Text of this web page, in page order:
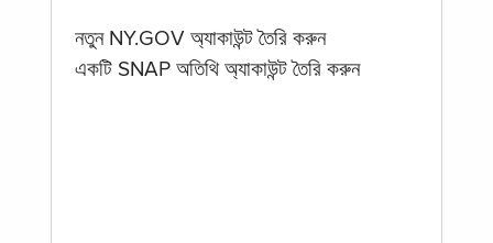
নতুন NY.GOV অ্যাকাউন্ট তৈরি করুন
একটি SNAP অতিথি অ্যাকাউন্ট তৈরি করুন